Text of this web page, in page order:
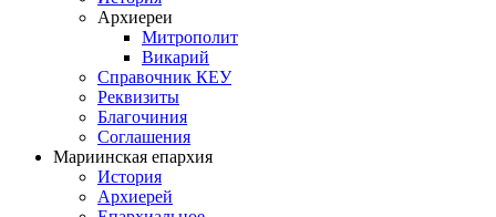
Архиереи
Митрополит
Викарий
Справочник КЕУ
Реквизиты
Благочиния
Соглашения
Мариинская епархия
История
Архиерей